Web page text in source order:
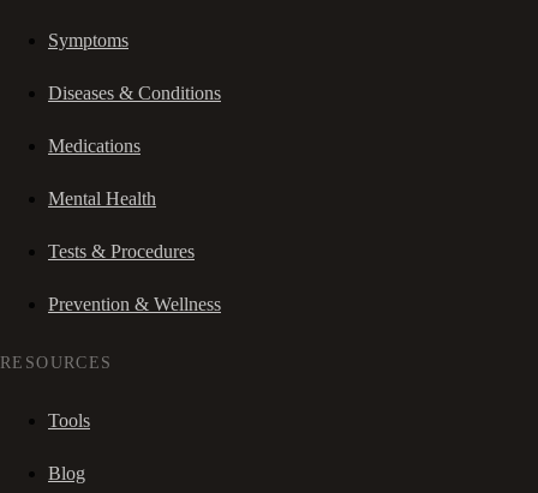
Symptoms
Diseases & Conditions
Medications
Mental Health
Tests & Procedures
Prevention & Wellness
RESOURCES
Tools
Blog